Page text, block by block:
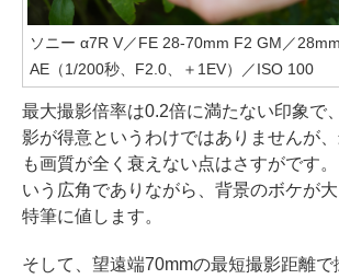
ソニー α7R V／FE 28-70mm F2 GM／
AE（1/200秒、F2.0、＋1EV）／ISO 100
最大撮影倍率は0.2倍に満たない印象で
影が得意というわけではありませんが
も画質が全く衰えない点はさすがです
いう広角でありながら、背景のボケが
特筆に値します。
そして、望遠端70mmの最短撮影距離